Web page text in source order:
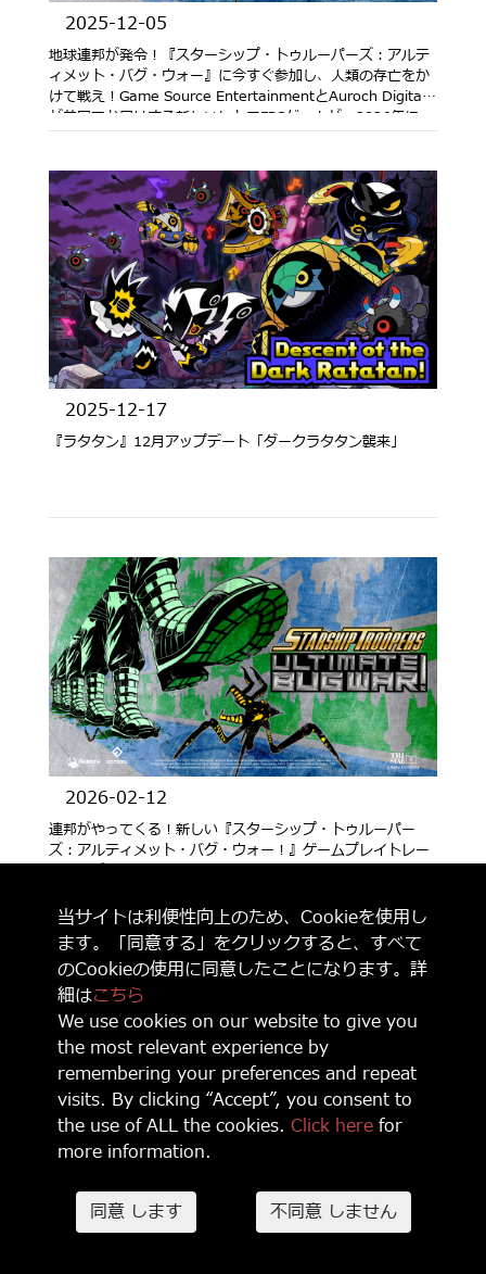
2025-12-05
地球連邦が発令！『スターシップ・トゥルーパーズ：アルテ
ィメット・バグ・ウォー』に今すぐ参加し、人類の存亡をか
けて戦え！Game Source EntertainmentとAuroch Digital
が共同でお届けする新しいレトロFPSゲームが、2026年に
PS5/PC/Nintendo Switch 2に登場！
2025-12-17
『ラタタン』12月アップデート「ダークラタタン襲来」
2026-02-12
連邦がやってくる！新しい『スターシップ・トゥルーパー
ズ：アルティメット・バグ・ウォー！』ゲームプレイトレー
ラー、デモ、リリース日をチェック！
2026-03-04
『ラタタン』正式発売日決定！
当サイトは利便性向上のため、Cookieを使用し
ます。「同意する」をクリックすると、すべて
のCookieの使用に同意したことになります。詳
細はこちら
We use cookies on our website to give you
the most relevant experience by
remembering your preferences and repeat
visits. By clicking “Accept”, you consent to
the use of ALL the cookies. Click here for
more information.
同意 します 不同意 しません